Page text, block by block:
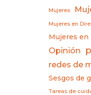
Mujeres
Mujeres en
Mujeres en
Opinión
redes de
Sesgos de
Tareas de